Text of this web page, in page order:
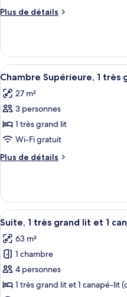
chambre :
très
grand
lit
(Tower
Building)
Plus de détails
Plus
le
type
de
Chambre
Deluxe,
très
grand
(Tower
Afficher
toutes
les
photos
pour
ce
type
de
Chambre
Supérieure,
1
très
grand
lit
7
Chambre Supérieure, 1 très
27 m²
3 personnes
1 très grand lit
Wi-Fi gratuit
Plus de détails
Plus
le
type
de
Chambre
Supérieure,
très
grand
lit
Afficher
toutes
les
photos
pour
ce
9
Suite, 1 très grand lit et 1
63 m²
1 chambre
4 personnes
1 très grand lit et 1 canapé-lit